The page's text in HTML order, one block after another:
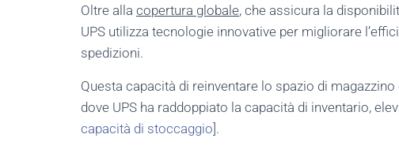
Oltre alla copertura globale, che assicura la
UPS utilizza tecnologie innovative per migliorare
spedizioni.
Questa capacità di reinventare lo spazio di
dove UPS ha raddoppiato la capacità di inventario,
capacità di stoccaggio ].